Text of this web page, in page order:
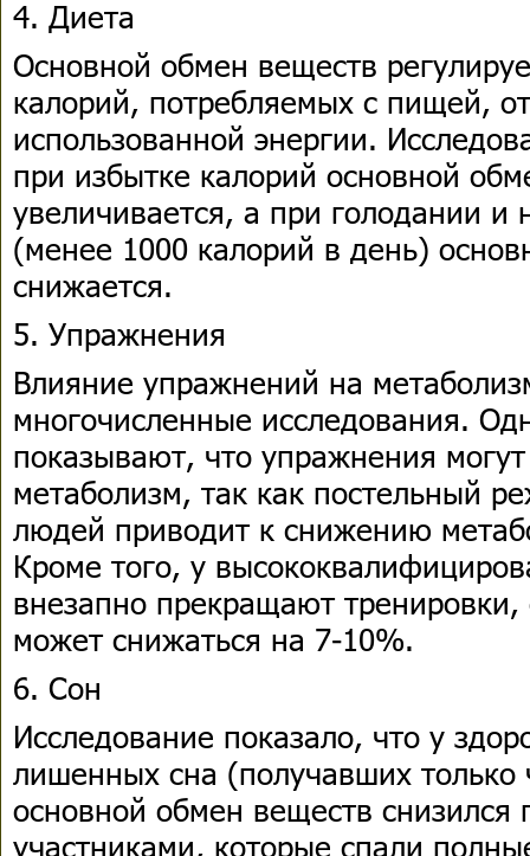
4. Диета
Основной обмен веществ
калорий, потребляемых с пищей,
использованной энергии.
при избытке калорий основной
увеличивается, а при голодании и
(менее 1000 калорий в день)
снижается.
5. Упражнения
Влияние упражнений на
многочисленные исследования.
показывают, что упражнения могут
метаболизм, так как постельный
людей приводит к снижению
Кроме того, у
внезапно прекращают
может снижаться на 7-10%.
6. Сон
Исследование показало, что у
лишенных сна (получавших только
основной обмен веществ снизился
участниками, которые спали